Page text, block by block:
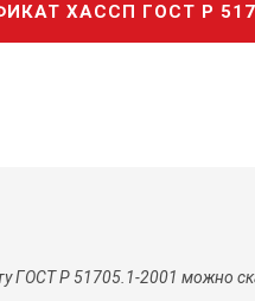
ХАССП ГОСТ Р
ГОСТ Р 51705.1-2001 можно